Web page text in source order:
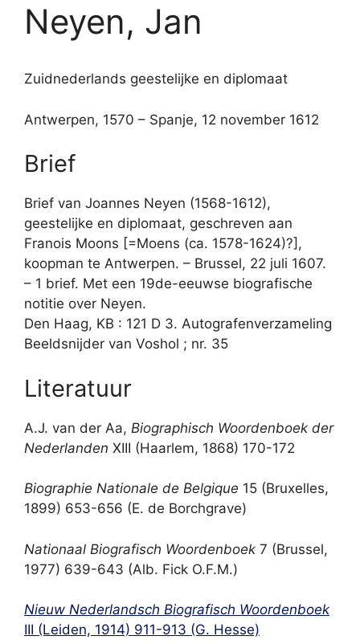
Neyen, Jan
Zuidnederlands geestelijke en diplomaat
Antwerpen, 1570 – Spanje, 12 november 1612
Brief
Brief van Joannes Neyen (1568-1612),
geestelijke en diplomaat, geschreven aan
Franois Moons [=Moens (ca. 1578-1624)?],
koopman te Antwerpen. – Brussel, 22 juli 1607.
– 1 brief. Met een 19de-eeuwse biografische
notitie over Neyen.
Den Haag, KB : 121 D 3. Autografenverzameling
Beeldsnijder van Voshol ; nr. 35
Literatuur
A.J. van der Aa, Biographisch Woordenboek der
Nederlanden XIII (Haarlem, 1868) 170-172
Biographie Nationale de Belgique 15 (Bruxelles,
1899) 653-656 (E. de Borchgrave)
Nationaal Biografisch Woordenboek 7 (Brussel,
1977) 639-643 (Alb. Fick O.F.M.)
Nieuw Nederlandsch Biografisch Woordenboek
III (Leiden, 1914) 911-913 (G. Hesse)